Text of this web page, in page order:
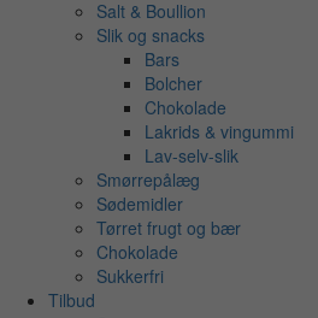
Salt & Boullion
Slik og snacks
Bars
Bolcher
Chokolade
Lakrids & vingummi
Lav-selv-slik
Smørrepålæg
Sødemidler
Tørret frugt og bær
Chokolade
Sukkerfri
Tilbud